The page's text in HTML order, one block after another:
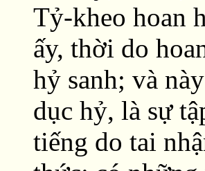
Tỷ-kheo hoan
ấy, thời do
hỷ sanh; và
dục hỷ, là sự
tiếng do tai